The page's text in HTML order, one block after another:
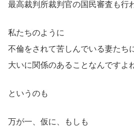
最高裁判所裁判官の国民審査も行
私たちのように
不倫をされて苦しんでいる妻たち
大いに関係のあることなんですよ
というのも
万が一、仮に、もしも